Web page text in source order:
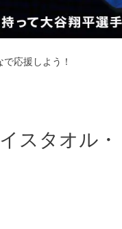
応援しよう！
スタオル